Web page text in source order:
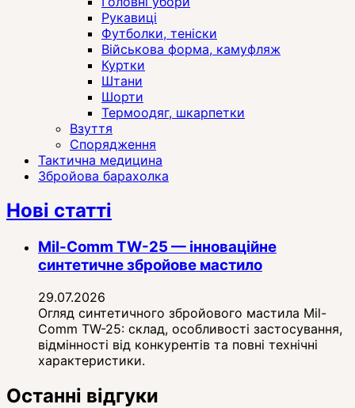
Рукавиці
Футболки, теніски
Військова форма, камуфляж
Куртки
Штани
Шорти
Термоодяг, шкарпетки
Взуття
Спорядження
Тактична медицина
Збройова барахолка
Нові статті
Mil-Comm TW-25 — інноваційне
синтетичне збройове мастило
29.07.2026
Огляд синтетичного збройового мастила Mil-
Comm TW-25: склад, особливості застосування,
відмінності від конкурентів та повні технічні
характеристики.
Останні відгуки